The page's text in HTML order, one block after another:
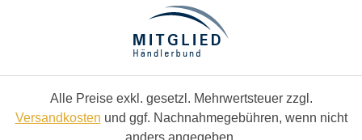
Alle Preise exkl. gesetzl. Mehrwertsteuer zzgl.
Versandkosten und ggf. Nachnahmegebühren, wenn nicht
anders angegeben.